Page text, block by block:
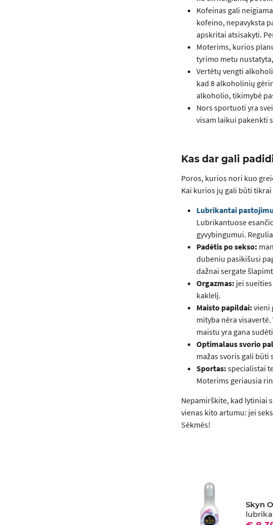
Kofeinas gali
kofeino, nepavyksta
apskritai atsisakyti.
Moterims, kurios
tyrimo metu
Vertėtų vengti
kad 8 alkoholinių
alkoholio, tikimybė
Nors sportuoti yra
visam laikui pakenkti
Kas dar gali
Poros, kurios nori kuo
Kai kurios jų gali būti
Lubrikantai
Lubrikantuose
gyvybingumui.
Padėtis po sekso:
dubeniu pasikišusi
dažnai sergate
Orgazmas: jei
kaklelį.
Maisto papildai: vieni
mityba nėra
maistu yra gana
Optimalaus svorio
mažas svoris gali
Sportas: specialistai
Moterims geriausia
Nepamirškite, kad lytiniai
vienas kito artumu: jei
Sėkmės!
Skyn